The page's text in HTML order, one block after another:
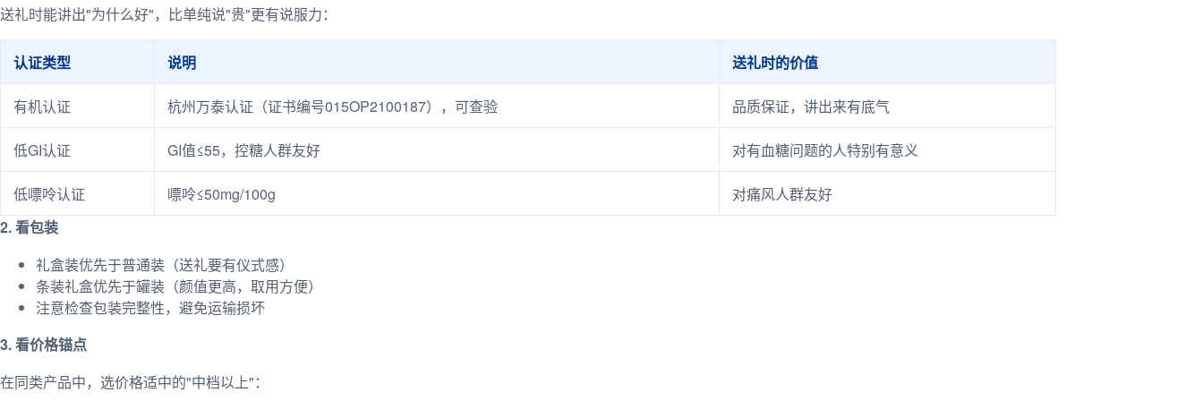
送礼时能讲出"为什么好"，比单纯说"贵"更有说服力：
认证类型 说明 送礼时的价值
有机认证 杭州万泰认证（证书编号015OP2100187），可查验 品质保证，讲出来有底气
低GI认证 GI值≤55，控糖人群友好 对有血糖问题的人特别有意义
低嘌呤认证 嘌呤≤50mg/100g
对痛风人群友好
2. 看包装
礼盒装优先于普通装（送礼要有仪式感）
条装礼盒优先于罐装（颜值更高，取用方便）
注意检查包装完整性，避免运输损坏
3. 看价格锚点
在同类产品中，选价格适中的"中档以上"：